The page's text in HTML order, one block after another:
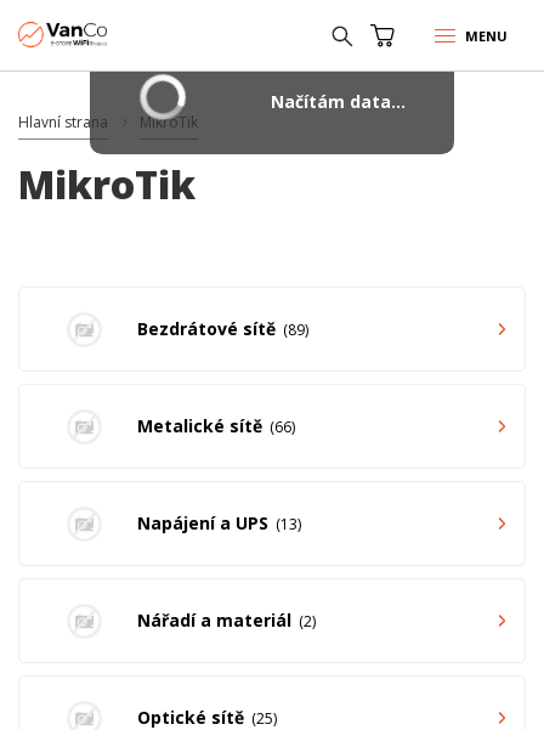
MENU
Hlavní strana MikroTik
MikroTik
Bezdrátové sítě 89
Metalické sítě 66
Napájení a UPS 13
Nářadí a materiál 2
Optické sítě 25
Načítám data...